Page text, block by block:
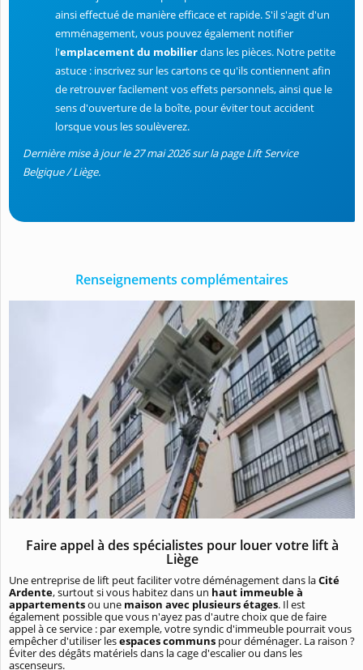
ainsi effectué de manière efficace et rapide. S'il s'agit d'un
emménagement, vous pouvez également notifier
l'emplacement du mobilierdans les pièces. Notre petite
astuce : inscrivez sur les cartons ce qu'ils contiennent afin
de retrouver facilement vos effets personnels, ainsi que le
sens d'ouverture de la boîte, pour éviter tout accident
lorsque vous les soulèverez.
Dernière mise à jour le 27 mai 2026 sur la page Lift Service
Belgique / Liège.
Renseignements complémentaires
Faire appel à des spécialistes pour louer votre lift à
Liège
Une entreprise de lift peut faciliter votre déménagement dans laCité
Ardente, surtout si vous habitez dans un haut immeuble à
appartementsou une maison avec plusieurs étages. Il est
également possible que vous n'ayez pas d'autre choix que de faire
appel à ce service : par exemple, votre syndic d'immeuble pourrait vous
empêcher d'utiliser lesespaces communs pour déménager. La raison ?
Éviter des dégâts matériels dans la cage d'escalier ou dans les
ascenseurs.